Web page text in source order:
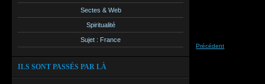
Sectes & Web
Spiritualité
Sujet : France
ILS SONT PASSÉS PAR LÀ
Précédent